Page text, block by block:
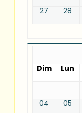
27
28
Dim
Lun
04
05